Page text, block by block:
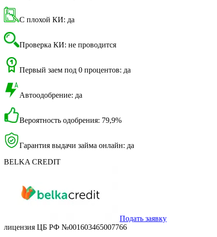
С плохой КИ: да
Проверка КИ: не проводится
Первый заем под 0 процентов: да
Автоодобрение: да
Вероятность одобрения: 79,9%
Гарантия выдачи займа онлайн: да
BELKA CREDIT
Подать заявку
лицензия ЦБ РФ №001603465007766